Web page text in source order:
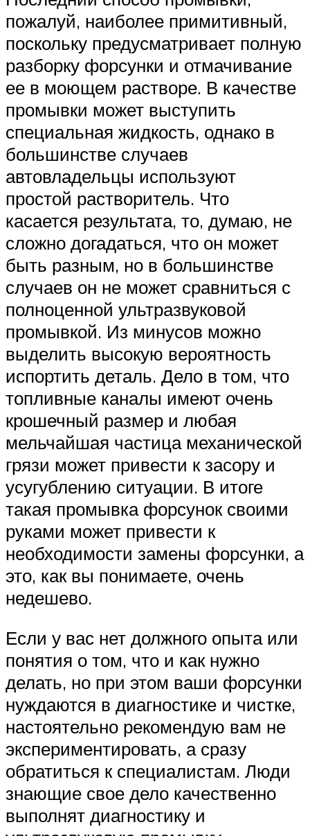
пожалуй, наиболее примитивный,
поскольку предусматривает полную
разборку форсунки и отмачивание
ее в моющем растворе. В качестве
промывки может выступить
специальная жидкость, однако в
большинстве случаев
автовладельцы используют
простой растворитель. Что
касается результата, то, думаю, не
сложно догадаться, что он может
быть разным, но в большинстве
случаев он не может сравниться с
полноценной ультразвуковой
промывкой. Из минусов можно
выделить высокую вероятность
испортить деталь. Дело в том, что
топливные каналы имеют очень
крошечный размер и любая
мельчайшая частица механической
грязи может привести к засору и
усугублению ситуации. В итоге
такая промывка форсунок своими
руками может привести к
необходимости замены форсунки, а
это, как вы понимаете, очень
недешево.
Если у вас нет должного опыта или
понятия о том, что и как нужно
делать, но при этом ваши форсунки
нуждаются в диагностике и чистке,
настоятельно рекомендую вам не
экспериментировать, а сразу
обратиться к специалистам. Люди
знающие свое дело качественно
выполнят диагностику и